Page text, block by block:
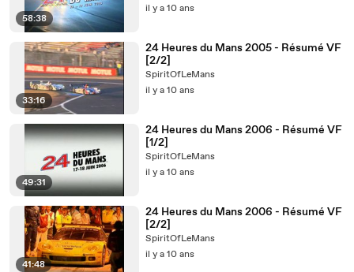
58:38
il y a 10 ans
33:16
24 Heures du Mans 2005 - Résumé VF
[2/2]
SpiritOfLeMans
il y a 10 ans
49:31
24 Heures du Mans 2006 - Résumé VF
[1/2]
SpiritOfLeMans
il y a 10 ans
41:48
24 Heures du Mans 2006 - Résumé VF
[2/2]
SpiritOfLeMans
il y a 10 ans